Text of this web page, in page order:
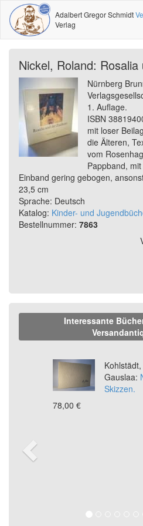
Adalbert Gregor Schmidt
Verlag
Nickel, Roland:
Nürnberg
1. Auflage.
ISBN
mit loser
die Älteren,
vom
Pappband,
Einband gering gebogen,
23,5 cm
Sprache: Deutsch
Katalog: Kinder- und
Bestellnummer: 7863
Interessante
Gauslaa:
Skizzen.
78,00 €
Previous